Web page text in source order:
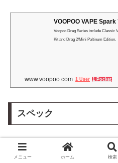
VOOPOO VAPE
Voopoo Drag Series include Classic
Kit and Drag 2/Mini Paltinum Edition.
www.voopoo.com 1 User 1 Pocket
スペック
DRAG 3 Mod
メニュー ホーム 検索